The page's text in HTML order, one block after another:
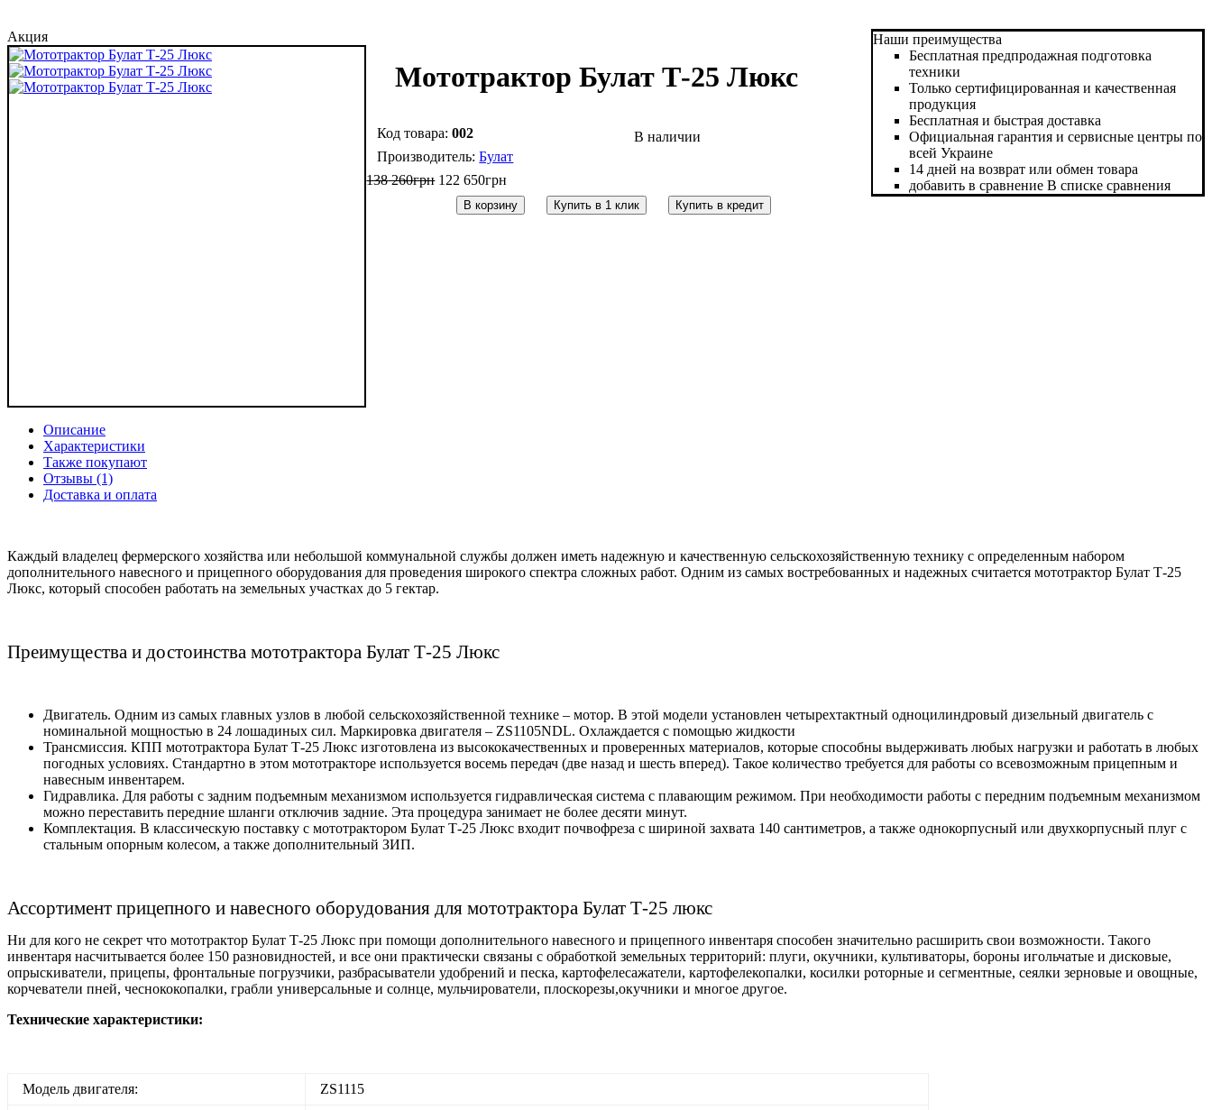
Акция
Наши преимущества
Бесплатная предпродажная подготовка
техники
Только сертифицированная и качественная
продукция
Бесплатная и быстрая доставка
Официальная гарантия и сервисные центры по
всей Украине
14 дней на возврат или обмен товара
добавить в сравнение В списке сравнения
Мототрактор Булат Т-25 Люкс
002
В наличии
Булат
138 260грн 122 650грн
В корзину Купить в 1 клик Купить в кредит
Описание
Характеристики
Также покупают
Отзывы (1)
Доставка и оплата
Каждый владелец фермерского хозяйства или небольшой коммунальной службы должен иметь надежную и качественную сельскохозяйственную технику с определенным набором
дополнительного навесного и прицепного оборудования для проведения широкого спектра сложных работ. Одним из самых востребованных и надежных считается мототрактор Булат Т-25
Люкс, который способен работать на земельных участках до 5 гектар.
Преимущества и достоинства мототрактора Булат Т-25 Люкс
Двигатель. Одним из самых главных узлов в любой сельскохозяйственной технике – мотор. В этой модели установлен четырехтактный одноцилиндровый дизельный двигатель с
номинальной мощностью в 24 лошадиных сил. Маркировка двигателя – ZS1105NDL. Охлаждается с помощью жидкости
Трансмиссия. КПП мототрактора Булат Т-25 Люкс изготовлена из высококачественных и проверенных материалов, которые способны выдерживать любых нагрузки и работать в любых
погодных условиях. Стандартно в этом мототракторе используется восемь передач (две назад и шесть вперед). Такое количество требуется для работы со всевозможным прицепным и
навесным инвентарем.
Гидравлика. Для работы с задним подъемным механизмом используется гидравлическая система с плавающим режимом. При необходимости работы с передним подъемным механизмом
можно переставить передние шланги отключив задние. Эта процедура занимает не более десяти минут.
Комплектация. В классическую поставку с мототрактором Булат Т-25 Люкс входит почвофреза с шириной захвата 140 сантиметров, а также однокорпусный или двухкорпусный плуг с
стальным опорным колесом, а также дополнительный ЗИП.
Ассортимент прицепного и навесного оборудования для мототрактора Булат Т-25 люкс
Ни для кого не секрет что мототрактор Булат Т-25 Люкс при помощи дополнительного навесного и прицепного инвентаря способен значительно расширить свои возможности. Такого
инвентаря насчитывается более 150 разновидностей, и все они практически связаны с обработкой земельных территорий: плуги, окучники, культиваторы, бороны игольчатые и дисковые,
опрыскиватели, прицепы, фронтальные погрузчики, разбрасыватели удобрений и песка, картофелесажатели, картофелекопалки, косилки роторные и сегментные, сеялки зерновые и овощные,
корчеватели пней, чеснококопалки, грабли универсальные и солнце, мульчирователи, плоскорезы,окучники и многое другое.
Технические характеристики:
Модель двигателя: ZS1115